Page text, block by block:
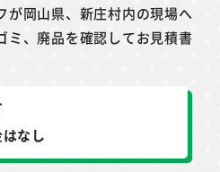
が岡山県、新庄村内の現場へ
ミ、廃品を確認してお見積書
なし